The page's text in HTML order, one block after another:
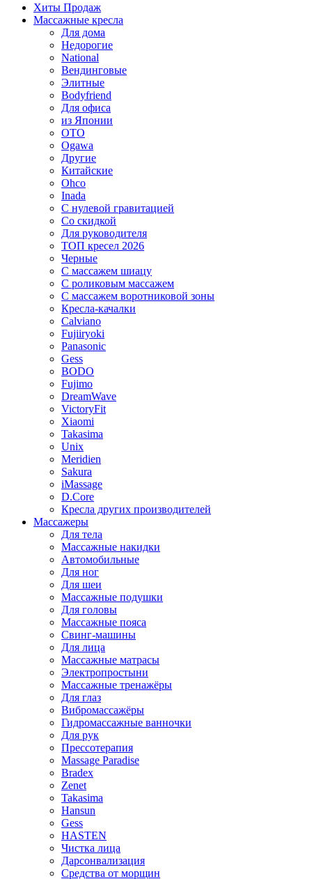
Хиты Продаж
Массажные кресла
Для дома
Недорогие
National
Вендинговые
Элитные
Bodyfriend
Для офиса
из Японии
OTO
Ogawa
Другие
Китайские
Ohco
Inada
С нулевой гравитацией
Со скидкой
Для руководителя
ТОП кресел 2026
Черные
С массажем шиацу
С роликовым массажем
С массажем воротниковой зоны
Кресла-качалки
Calviano
Fujiiryoki
Panasonic
Gess
BODO
Fujimo
DreamWave
VictoryFit
Xiaomi
Takasima
Unix
Meridien
Sakura
iMassage
D.Core
Кресла других производителей
Массажеры
Для тела
Массажные накидки
Автомобильные
Для ног
Для шеи
Массажные подушки
Для головы
Массажные пояса
Свинг-машины
Для лица
Массажные матрасы
Электропростыни
Массажные тренажёры
Для глаз
Вибромассажёры
Гидромассажные ванночки
Для рук
Прессотерапия
Massage Paradise
Bradex
Zenet
Takasima
Hansun
Gess
HASTEN
Чистка лица
Дарсонвализация
Средства от морщин